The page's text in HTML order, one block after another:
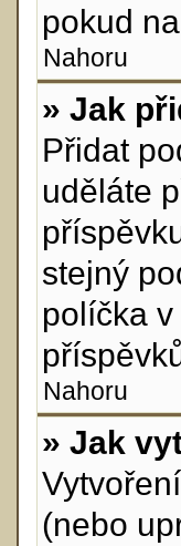
pokud
Nahoru
» Jak
Přidat
uděláte
stejný
políčka
Nahoru
» Jak
(nebo